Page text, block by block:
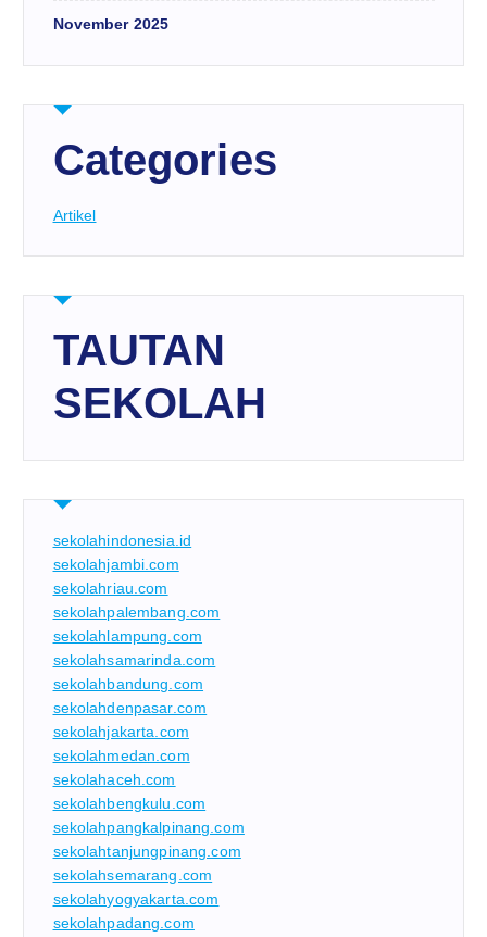
November 2025
Categories
Artikel
TAUTAN
SEKOLAH
sekolahindonesia.id
sekolahjambi.com
sekolahriau.com
sekolahpalembang.com
sekolahlampung.com
sekolahsamarinda.com
sekolahbandung.com
sekolahdenpasar.com
sekolahjakarta.com
sekolahmedan.com
sekolahaceh.com
sekolahbengkulu.com
sekolahpangkalpinang.com
sekolahtanjungpinang.com
sekolahsemarang.com
sekolahyogyakarta.com
sekolahpadang.com